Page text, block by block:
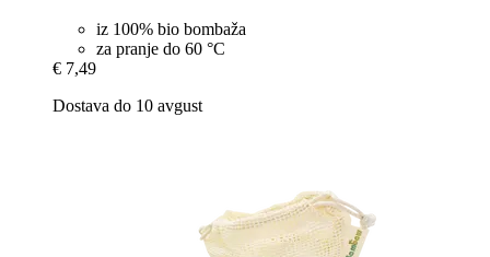
iz 100% bio bombaža
za pranje do 60 °C
€ 7,49
Dostava do 10 avgust